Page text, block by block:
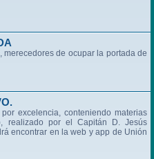
merecedores de ocupar la portada de
excelencia, conteniendo materias
realizado por el Capitán D. Jesús
encontrar en la web y app de Unión